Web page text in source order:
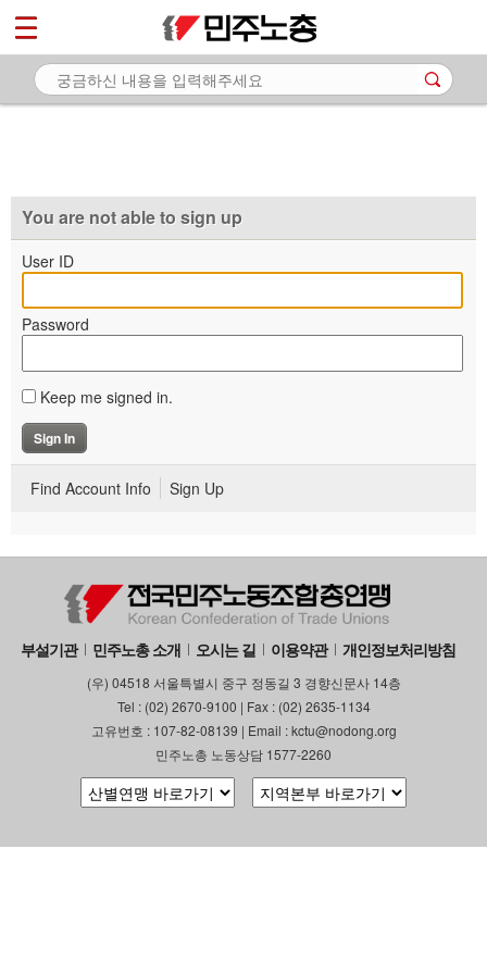
You are not able to sign up
User ID
Password
Keep me signed in.
Find Account Info Sign Up
부설기관 민주노총 소개 오시는 길 이용약관 개인정보처리방침
(우) 04518 서울특별시 중구 정동길 3 경향신문사 14층
Tel : (02) 2670-9100 | Fax : (02) 2635-1134
고유번호 : 107-82-08139 | Email : kctu@nodong.org
민주노총 노동상담 1577-2260
마이페이지
소개
자료
부설기관